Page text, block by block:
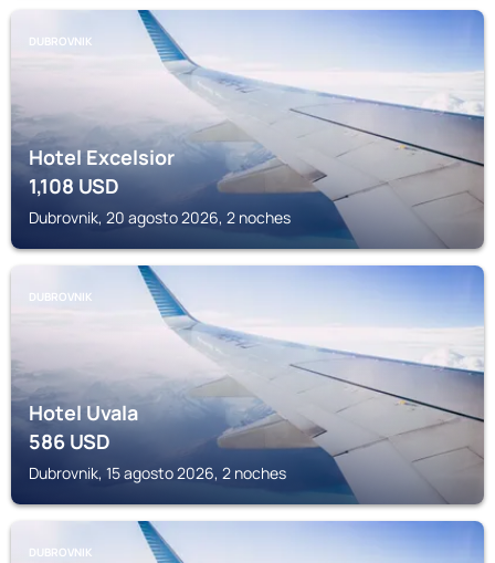
DUBROVNIK
Hotel Excelsior
1,108USD
Dubrovnik, 20 agosto 2026, 2 noches
DUBROVNIK
Hotel Uvala
586USD
Dubrovnik, 15 agosto 2026, 2 noches
DUBROVNIK